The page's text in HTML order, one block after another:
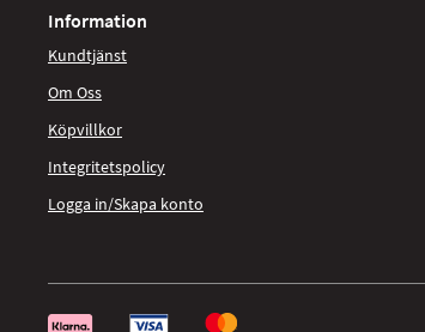
Information
Kundtjänst
Om Oss
Köpvillkor
Integritetspolicy
Logga in/Skapa konto